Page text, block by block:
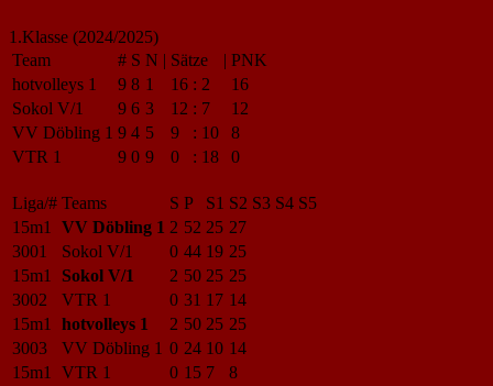
1.Klasse (2024/2025)
Team
# S N | Sätze | PNK
hotvolleys 1
9 8 1 16 : 2
16
Sokol V/1
9 6 3 12 : 7
12
VV Döbling 1 9 4 5 9 : 10
8
VTR 1
9 0 9 0 : 18 0
Liga/# Teams S P S1 S2 S3 S4 S5
15m1
VV Döbling 1 2 52 25 27
3001
Sokol V/1 0 44 19 25
15m1
Sokol V/1 2 50 25 25
3002
VTR 1 0 31 17 14
15m1
hotvolleys 1 2 50 25 25
3003
VV Döbling 1 0 24 10 14
15m1
VTR 1 0 15 7
8